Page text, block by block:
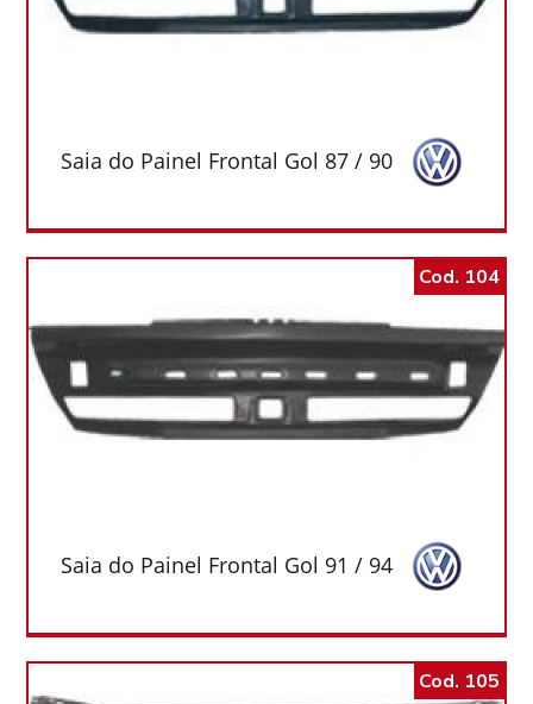
Saia do Painel Frontal Gol 87 / 90
Cod. 104
Saia do Painel Frontal Gol 91 / 94
Cod. 105